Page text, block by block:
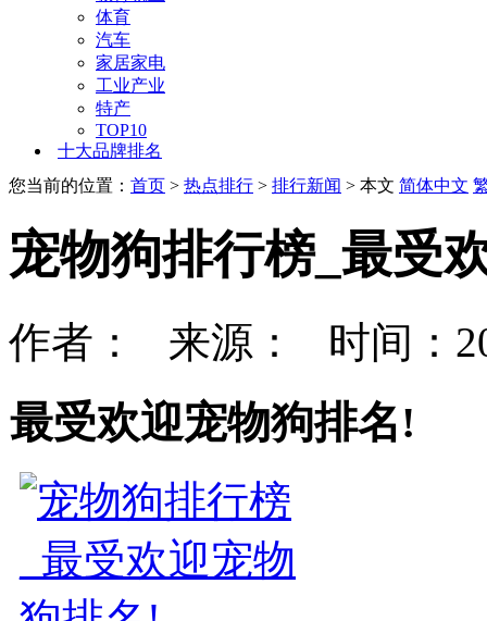
体育
汽车
家居家电
工业产业
特产
TOP10
十大品牌排名
您当前的位置： 首页 > 热点排行 > 排行新闻 > 本文 简体中文
宠物狗排行榜_最受
作者： 来源： 时间：
最受欢迎宠物狗排名!